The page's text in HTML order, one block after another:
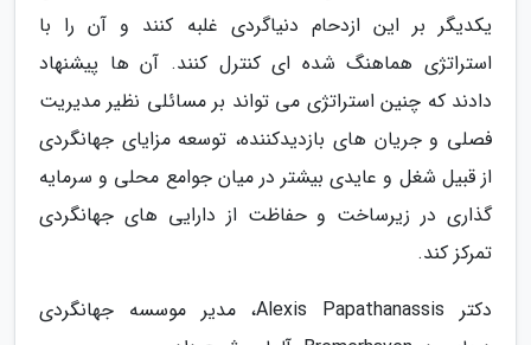
یکدیگر بر این ازدحام دنیاگردی غلبه کنند و آن را با
استراتژی هماهنگ شده ای کنترل کنند. آن ها پیشنهاد
دادند که چنین استراتژی می تواند بر مسائلی نظیر مدیریت
فصلی و جریان های بازدیدکننده، توسعه مزایای جهانگردی
از قبیل شغل و عایدی بیشتر در میان جوامع محلی و سرمایه
گذاری در زیرساخت و حفاظت از دارایی های جهانگردی
تمرکز کند.
دکتر Alexis Papathanassis، مدیر موسسه جهانگردی